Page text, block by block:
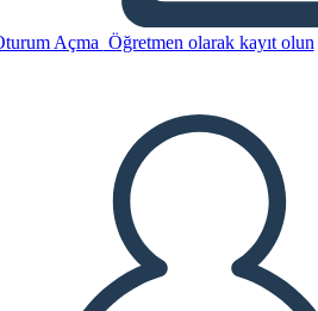
Açma Öğretmen olarak kayıt olun
PANOSU OLUŞTUR
OYNAT
BENİ OKU